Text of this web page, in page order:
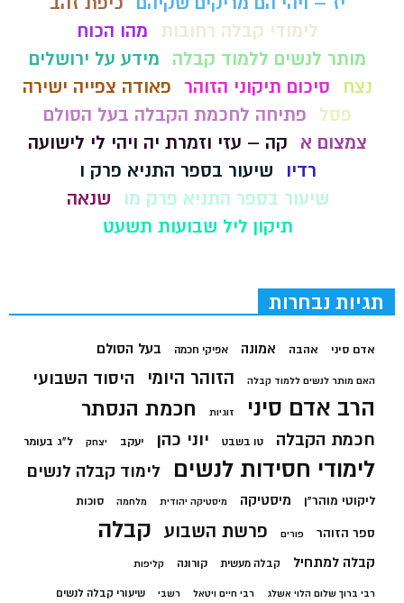
לימודי קבלה רחובות
מהו הכוח
מותר לנשים ללמוד קבלה
מידע על ירושלים
נצח
סיכום תיקוני הזוהר
פאודה צפייה ישירה
פסל
פתיחה לחכמת הקבלה בעל הסולם
צמצום א
קה – עזי וזמרת יה ויהי לי לישועה
רדיו
שיעור בספר התניא פרק ו
שיעור בספר התניא פרק מו
שנאה
תיקון ליל שבועות תשעט
תגיות נבחרות
אדם סיני אהבה אמונה אפיקי חכמה בעל הסולם
האם מותר לנשים ללמוד קבלה הזוהר היומי היסוד השבועי
הרב אדם סיני זוגיות חכמת הנסתר
חכמת הקבלה טו בשבט יוני כהן יעקב יצחק ל"ג בעומר
לימודי חסידות לנשים לימוד קבלה לנשים
ליקוטי מוהר"ן מיסטיקה מיסטיקה יהודית מלחמה סוכות
ספר הזוהר פורים פרשת השבוע קבלה
קבלה למתחיל קבלה מעשית קורונה קליפות
רבי ברוך שלום הלוי אשלג רבי חיים ויטאל רשבי שיעורי קבלה לנשים